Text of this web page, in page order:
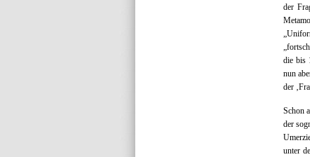
der
die bis
nun
der
Schon
der
unter